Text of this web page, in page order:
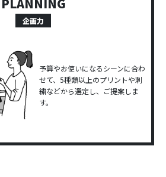
企画力
予算やお使いになるシーンに合わ
せて、5種類以上のプリントや刺
繍などから選定し、ご提案しま
す。